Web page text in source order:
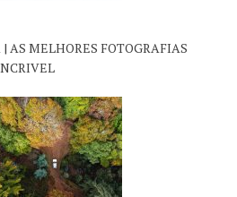
AS MELHORES FOTOGRAFIAS